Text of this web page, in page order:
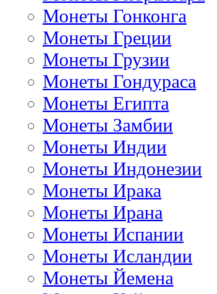
Монеты Гонконга
Монеты Греции
Монеты Грузии
Монеты Гондураса
Монеты Египта
Монеты Замбии
Монеты Индии
Монеты Индонезии
Монеты Ирака
Монеты Ирана
Монеты Испании
Монеты Исландии
Монеты Йемена